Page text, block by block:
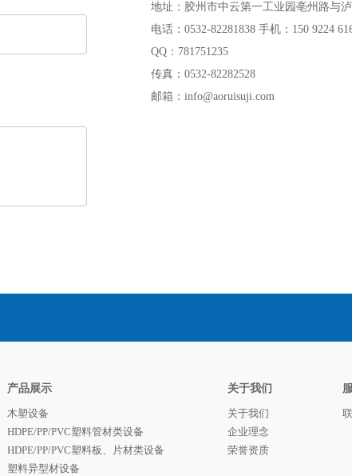
地址：胶州市中云第一工业园亳州路与
电话：0532-82281838 手机：150 9224
QQ：781751235
传真：0532-82282528
邮箱：info@aoruisuji.com
产品展示
木塑设备
HDPE/PP/PVC塑料管材类设备
HDPE/PP/PVC塑料板、片材类设备
塑料异型材设备
关于我们
关于我们
企业理念
荣誉资质